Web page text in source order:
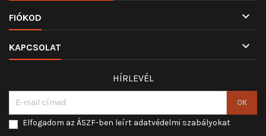
FIÓKOD 
KAPCSOLAT 
HÍRLEVÉL
Elfogadom az ÁSZF-ben leírt adatvédelmi szabályokat